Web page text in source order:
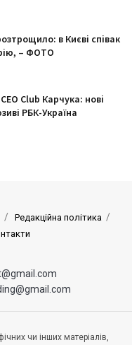
в Києві співак
– ФОТО
Club Карчука: нові
РБК-Україна
Редакційна політика
чи інших матеріалів,